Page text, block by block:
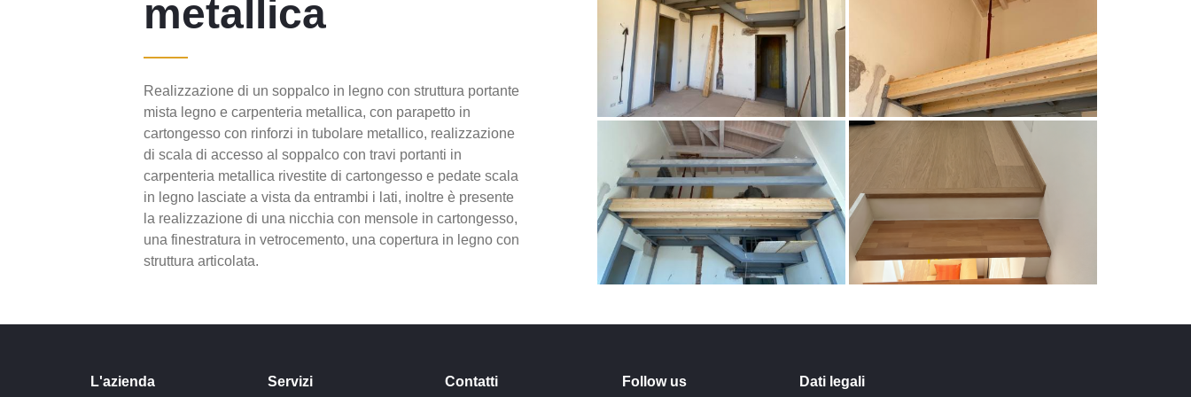
metallica
Realizzazione di un soppalco in legno con struttura portante
mista legno e carpenteria metallica, con parapetto in
cartongesso con rinforzi in tubolare metallico, realizzazione
di scala di accesso al soppalco con travi portanti in
carpenteria metallica rivestite di cartongesso e pedate scala
in legno lasciate a vista da entrambi i lati, inoltre è presente
la realizzazione di una nicchia con mensole in cartongesso,
una finestratura in vetrocemento, una copertura in legno con
struttura articolata.
L'azienda Servizi Contatti Follow us Dati legali